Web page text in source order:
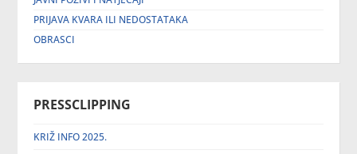
PRIJAVA KVARA ILI NEDOSTATAKA
OBRASCI
PRESSCLIPPING
KRIŽ INFO 2025.